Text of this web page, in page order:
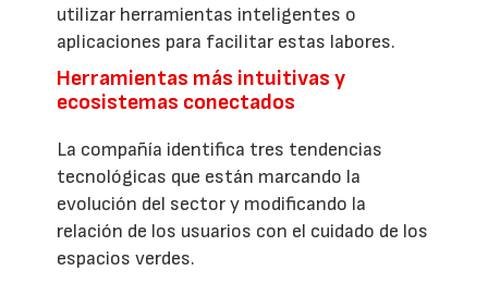
utilizar herramientas inteligentes o
aplicaciones para facilitar estas labores.
Herramientas más intuitivas y
ecosistemas conectados
La compañía identifica tres tendencias
tecnológicas que están marcando la
evolución del sector y modificando la
relación de los usuarios con el cuidado de los
espacios verdes.